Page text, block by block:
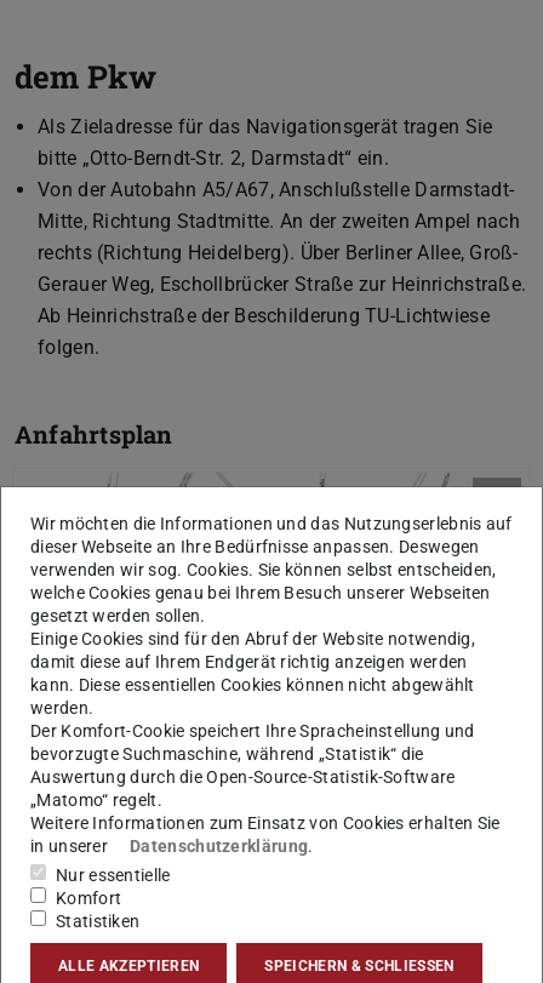
dem Pkw
Als Zieladresse für das Navigationsgerät tragen Sie
bitte „Otto-Berndt-Str. 2, Darmstadt“ ein.
Von der Autobahn A5/A67, Anschlußstelle Darmstadt-
Mitte, Richtung Stadtmitte. An der zweiten Ampel nach
rechts (Richtung Heidelberg). Über Berliner Allee, Groß-
Gerauer Weg, Eschollbrücker Straße zur Heinrichstraße.
Ab Heinrichstraße der Beschilderung TU-Lichtwiese
folgen.
Anfahrtsplan
dem Taxi
Geben Sie als Zieladresse „Otto-Berndt-Str. 2, 64287
Darmstadt“ an. Die Fahrt dauert vom Darmstädter
Hauptbahnhof ca. 15 Minuten, vom Frankfurt
Flughafen ca. 30 Minuten und vom Frankfurter
Hauptbahnhof ca. 40 Minuten.
Wir möchten die Informationen und das Nutzungserlebnis auf
dieser Webseite an Ihre Bedürfnisse anpassen. Deswegen
verwenden wir sog. Cookies. Sie können selbst entscheiden,
welche Cookies genau bei Ihrem Besuch unserer Webseiten
gesetzt werden sollen.
Einige Cookies sind für den Abruf der Website notwendig,
damit diese auf Ihrem Endgerät richtig anzeigen werden
kann. Diese essentiellen Cookies können nicht abgewählt
werden.
Der Komfort-Cookie speichert Ihre Spracheinstellung und
bevorzugte Suchmaschine, während „Statistik“ die
Auswertung durch die Open-Source-Statistik-Software
„Matomo“ regelt.
Weitere Informationen zum Einsatz von Cookies erhalten Sie
in unserer
Datenschutzerklärung.
Nur essentielle
Komfort
Statistiken
ALLE AKZEPTIEREN SPEICHERN & SCHLIESSEN